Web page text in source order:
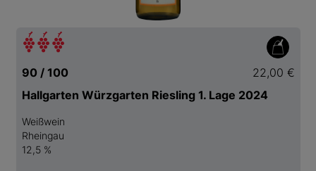
90 / 100
22,00 €
Hallgarten Würzgarten Riesling 1. Lage 2024
Weißwein
Rheingau
12,5 %